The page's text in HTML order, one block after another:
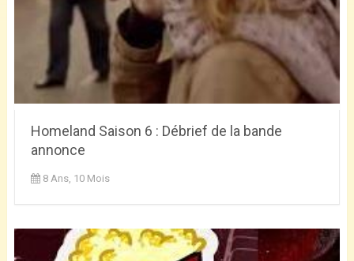
Homeland Saison 6 : Débrief de la bande
annonce
8 Ans, 10 Mois